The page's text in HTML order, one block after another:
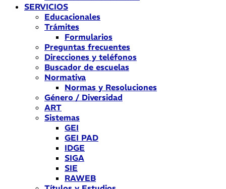
SERVICIOS
Educacionales
Trámites
Formularios
Preguntas frecuentes
Direcciones y teléfonos
Buscador de escuelas
Normativa
Normas y Resoluciones
Género / Diversidad
ART
Sistemas
GEI
GEI PAD
IDGE
SIGA
SIE
RAWEB